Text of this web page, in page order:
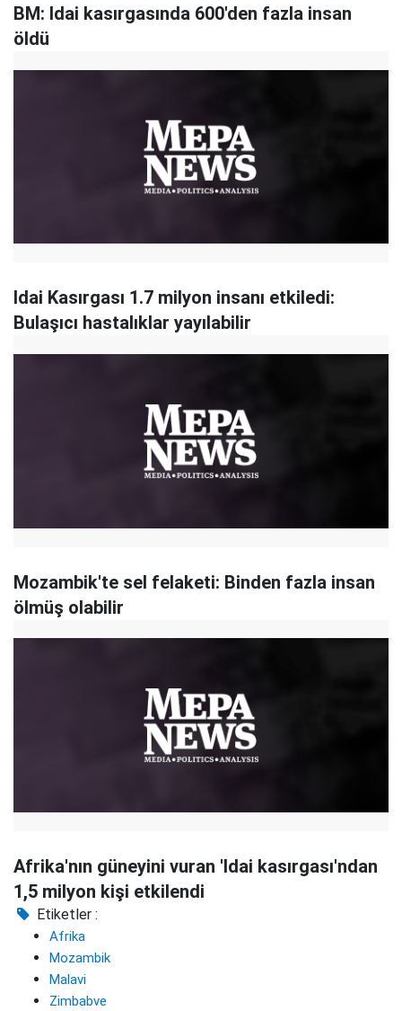
BM: Idai kasırgasında 600'den fazla insan
öldü
Idai Kasırgası 1.7 milyon insanı etkiledi:
Bulaşıcı hastalıklar yayılabilir
Mozambik'te sel felaketi: Binden fazla insan
ölmüş olabilir
Afrika'nın güneyini vuran 'Idai kasırgası'ndan
1,5 milyon kişi etkilendi
Etiketler :
Afrika
Mozambik
Malavi
Zimbabve